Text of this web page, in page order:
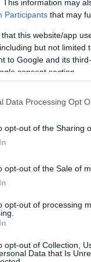
This information may
Participants that may
that this website/app
but not limited
to Google and its
consent section.
Data Processing Opt
opt-out of the Sharing
opt-out of the Sale of
opt-out of processing
opt-out of Collection,
Data that Is
την Πεντηκοστή
εορτάζεται
λήξη των
για το